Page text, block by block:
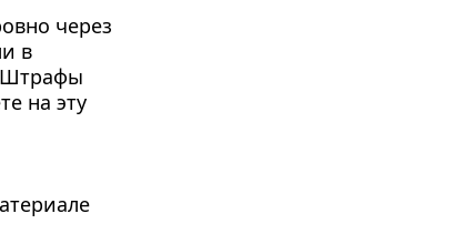
через
в
Штрафы
на эту